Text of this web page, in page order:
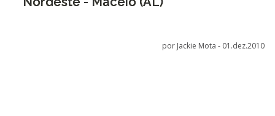
por Jackie Mota - 01.dez.2010